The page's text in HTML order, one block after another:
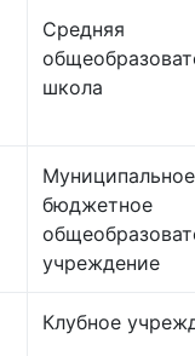
Средняя
школа
Муниципальное
бюджетное
учреждение
Клубное